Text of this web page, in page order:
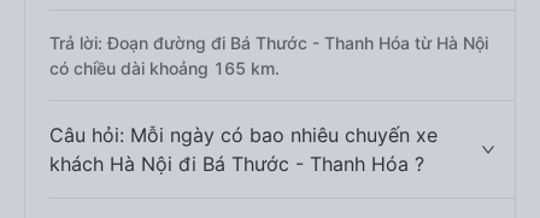
Trả lời: Đoạn đường đi Bá Thước - Thanh Hóa từ Hà Nội
có chiều dài khoảng 165 km.
Câu hỏi: Mỗi ngày có bao nhiêu chuyến xe
khách Hà Nội đi Bá Thước - Thanh Hóa ?